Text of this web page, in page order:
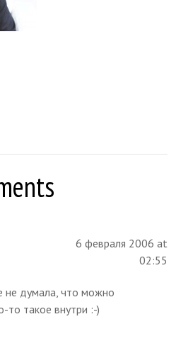
6 февраля 2006 at
02:55
не думала, что можно
то такое внутри :-)